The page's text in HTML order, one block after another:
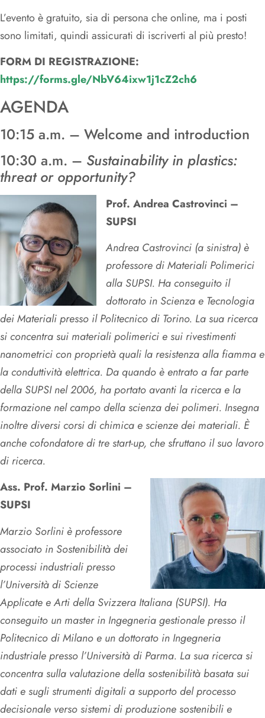
L’evento è gratuito, sia di persona che online, ma i posti
sono limitati, quindi assicurati di iscriverti al più presto!
FORM DI REGISTRAZIONE:
https://forms.gle/NbV64ixw1j1cZ2ch6
AGENDA
10:15 a.m. – Welcome and introduction
10:30 a.m. – Sustainability in plastics:
threat or opportunity?
Prof. Andrea Castrovinci –
SUPSI
Andrea Castrovinci (a sinistra) è
professore di Materiali Polimerici
alla SUPSI. Ha conseguito il
dottorato in Scienza e Tecnologia
dei Materiali presso il Politecnico di Torino. La sua ricerca
si concentra sui materiali polimerici e sui rivestimenti
nanometrici con proprietà quali la resistenza alla fiamma e
la conduttività elettrica. Da quando è entrato a far parte
della SUPSI nel 2006, ha portato avanti la ricerca e la
formazione nel campo della scienza dei polimeri. Insegna
inoltre diversi corsi di chimica e scienze dei materiali. È
anche cofondatore di tre start-up, che sfruttano il suo lavoro
di ricerca.
Ass. Prof. Marzio Sorlini –
SUPSI
Marzio Sorlini è professore
associato in Sostenibilità dei
processi industriali presso
l’Università di Scienze
Applicate e Arti della Svizzera Italiana (SUPSI). Ha
conseguito un master in Ingegneria gestionale presso il
Politecnico di Milano e un dottorato in Ingegneria
industriale presso l’Università di Parma. La sua ricerca si
concentra sulla valutazione della sostenibilità basata sui
dati e sugli strumenti digitali a supporto del processo
decisionale verso sistemi di produzione sostenibili e